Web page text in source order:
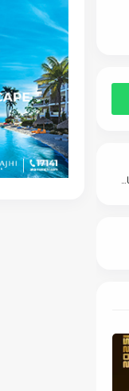
Panorama Real Estate أول برنامج مصري متخصص في السوق العقاري على السوشيال ميديا